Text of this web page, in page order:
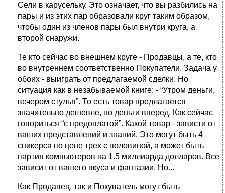
Сели в карусельку. Это означает, что вы разбились на
пары и из этих пар образовали круг таким образом,
чтобы один из членов пары был внутри круга, а
второй снаружи.
Те кто сейчас во внешнем круге - Продавцы, а те, кто
во внутреннем соответственно Покупатели. Задача у
обоих - выиграть от предлагаемой сделки. Но
ситуация как в незабываемой книге: - “Утром деньги,
вечером стулья”. То есть товар предлагается
значительно дешевле, но деньги вперед. Как сейчас
говориться “с предоплатой”. Какой товар - зависти от
ваших представлений и знаний. Это могут быть 4
сникерса по цене трех с половиной, а может быть
партия компьютеров на 1.5 миллиарда долларов. Все
зависит от вашего вкуса и фантазии. Но...
Как Продавец, так и Покупатель могут быть